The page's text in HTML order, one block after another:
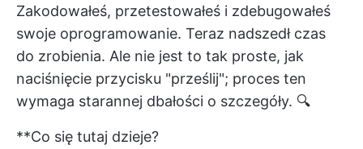
Zakodowałeś, przetestowałeś i zdebugowałeś
swoje oprogramowanie. Teraz nadszedł czas
do zrobienia. Ale nie jest to tak proste, jak
naciśnięcie przycisku "prześlij"; proces ten
wymaga starannej dbałości o szczegóły. 🔍
**Co się tutaj dzieje?